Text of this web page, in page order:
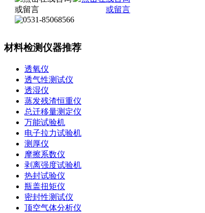
材料检测仪器推荐
透氧仪
透气性测试仪
透湿仪
蒸发残渣恒重仪
总迁移量测定仪
万能试验机
电子拉力试验机
测厚仪
摩擦系数仪
剥离强度试验机
热封试验仪
瓶盖扭矩仪
密封性测试仪
顶空气体分析仪